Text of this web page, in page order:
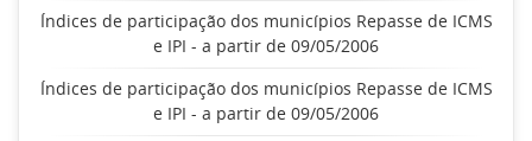
Índices de participação dos municípios Repasse de ICMS
e IPI - a partir de 09/05/2006
Índices de participação dos municípios Repasse de ICMS
e IPI - a partir de 09/05/2006